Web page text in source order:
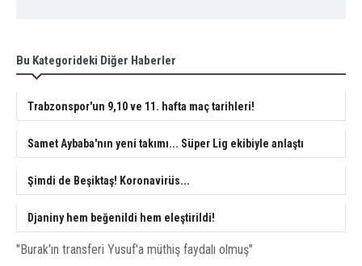
Bu Kategorideki Diğer Haberler
Trabzonspor'un 9,10 ve 11. hafta maç tarihleri!
Samet Aybaba'nın yeni takımı... Süper Lig ekibiyle anlaştı
Şimdi de Beşiktaş! Koronavirüs...
Djaniny hem beğenildi hem eleştirildi!
"Burak'ın transferi Yusuf'a müthiş faydalı olmuş"